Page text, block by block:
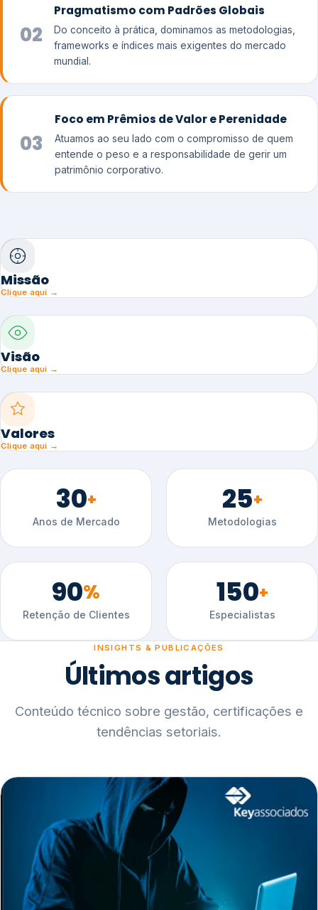
02
Pragmatismo com Padrões Globais
Do conceito à prática, dominamos as metodologias,
frameworks e índices mais exigentes do mercado
mundial.
03
Foco em Prêmios de Valor e Perenidade
Atuamos ao seu lado com o compromisso de quem
entende o peso e a responsabilidade de gerir um
patrimônio corporativo.
Missão
Clique aqui →
Visão
Clique aqui →
Valores
Clique aqui →
30+
Anos de Mercado
25+
Metodologias
90%
Retenção de Clientes
150+
Especialistas
INSIGHTS & PUBLICAÇÕES
Últimos artigos
Conteúdo técnico sobre gestão, certificações e
tendências setoriais.